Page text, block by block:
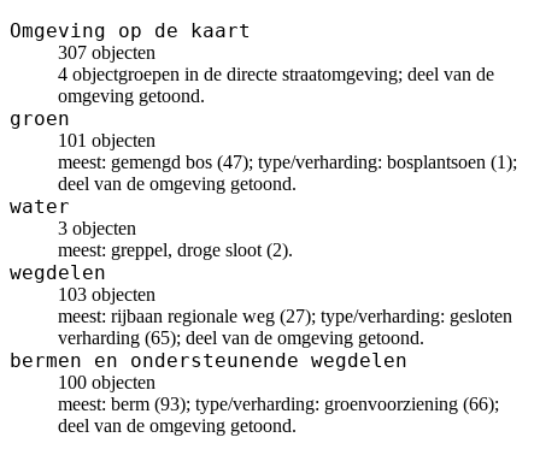
Omgeving op de kaart
307 objecten
4 objectgroepen in de directe straatomgeving; deel van de
omgeving getoond.
groen
101 objecten
meest: gemengd bos (47); type/verharding: bosplantsoen (1);
deel van de omgeving getoond.
water
3 objecten
meest: greppel, droge sloot (2).
wegdelen
103 objecten
meest: rijbaan regionale weg (27); type/verharding: gesloten
verharding (65); deel van de omgeving getoond.
bermen en ondersteunende wegdelen
100 objecten
meest: berm (93); type/verharding: groenvoorziening (66);
deel van de omgeving getoond.